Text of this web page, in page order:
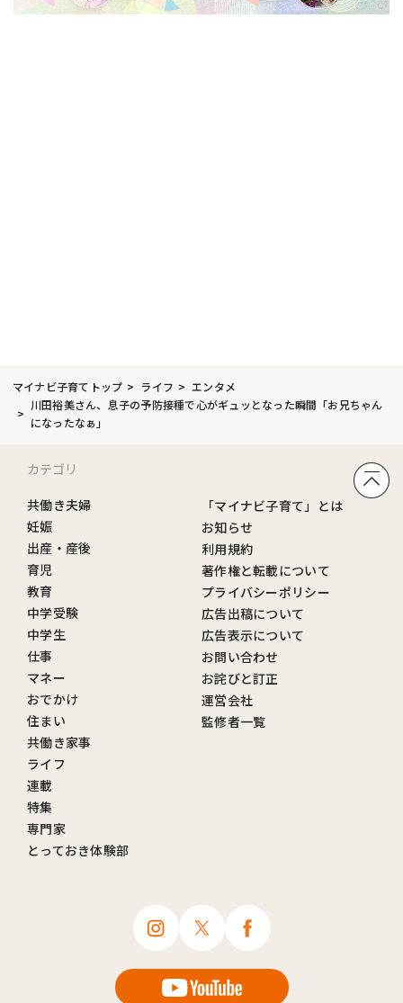
マイナビ子育てトップ ライフ
エンタメ
川田裕美さん、息子の予防接種で心がギュッとなった瞬間「お兄ちゃん
になったなぁ」
カテゴリ
共働き夫婦
妊娠
出産・産後
育児
教育
中学受験
中学生
仕事
マネー
おでかけ
住まい
共働き家事
ライフ
連載
特集
専門家
とっておき体験部
「マイナビ子育て」とは
お知らせ
利用規約
著作権と転載について
プライバシーポリシー
広告出稿について
広告表示について
お問い合わせ
お詫びと訂正
運営会社
監修者一覧